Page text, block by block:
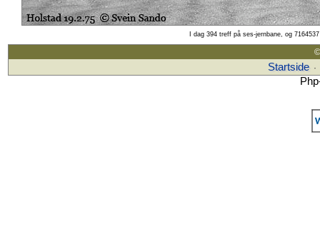
I dag 394 treff på ses-jernbane, og
Startside ·